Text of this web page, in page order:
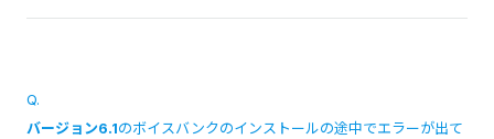
Q.
バージョン6.1のボイスバンクのインストールの途中でエラーが出て